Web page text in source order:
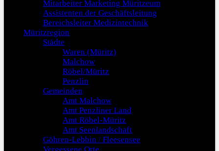
Mitarbeiter Marketing Müritzeum
Assistenten der Geschäftsleitung
Bereichsleiter Medizintechnik
Müritzregion
Städte
Waren (Müritz)
Malchow
Röbel/Müritz
Penzlin
Gemeinden
Amt Malchow
Amt Penzliner Land
Amt Röbel-Müritz
Amt Seenlandschaft
Göhren-Lebbin / Fleesensee